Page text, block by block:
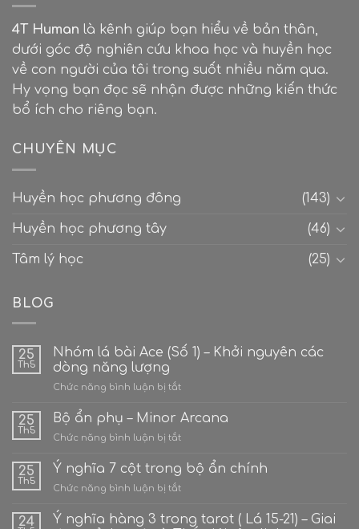
4T Human là kênh giúp bạn hiểu về bản thân,
dưới góc độ nghiên cứu khoa học và huyền học
về con người của tôi trong suốt nhiều năm qua.
Hy vọng bạn đọc sẽ nhận được những kiến thức
bổ ích cho riêng bạn.
CHUYÊN MỤC
Huyền học phương đông (143)
Huyền học phương tây (46)
Tâm lý học (25)
BLOG
25
Th5
Nhóm lá bài Ace (Số 1) – Khởi nguyên các
dòng năng lượng
Chức năng bình luận bị tắtở
lá
Ace
1)
các
25
Th5
Bộ ẩn phụ – Minor Arcana
Chức năng bình luận bị tắtở
ẩn
phụ
–
Arcana
25
Th5
Ý nghĩa 7 cột trong bộ ẩn chính
Chức năng bình luận bị tắtở
nghĩa
24
Ý nghĩa hàng 3 trong tarot ( Lá 15-21) – Giai